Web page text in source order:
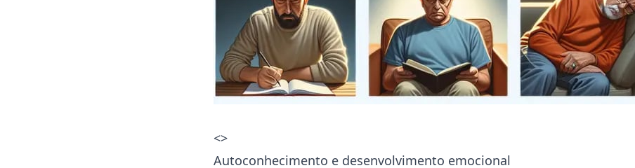
<>
Autoconhecimento e desenvolvimento emocional